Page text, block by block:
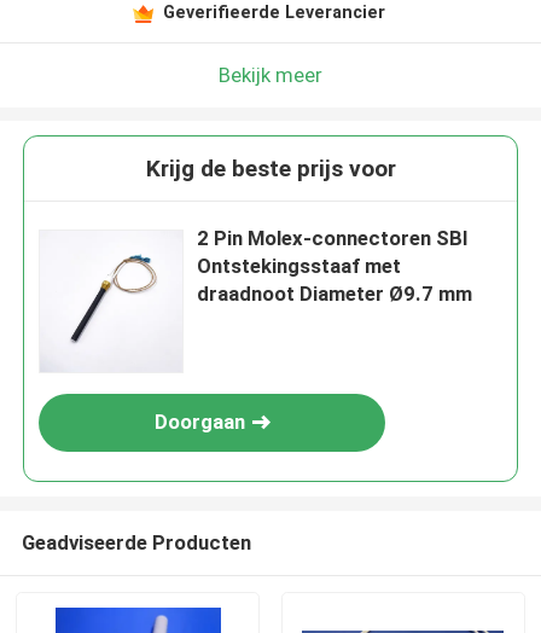
Geverifieerde Leverancier
Bekijk meer
Krijg de beste prijs voor
2 Pin Molex-connectoren SBI
Ontstekingsstaaf met
draadnoot Diameter Ø9.7 mm
Doorgaan
Geadviseerde Producten